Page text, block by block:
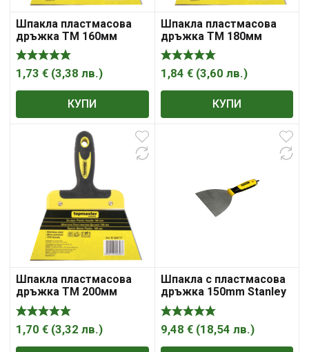
Шпакла пластмасова
дръжка ТМ 160мм
1,73 € (3,38 лв.)
КУПИ
Шпакла пластмасова
дръжка ТМ 180мм
1,84 € (3,60 лв.)
КУПИ
Шпакла пластмасова
дръжка ТМ 200мм
1,70 € (3,32 лв.)
Шпакла с пластмасова
дръжка 150mm Stanley
9,48 € (18,54 лв.)